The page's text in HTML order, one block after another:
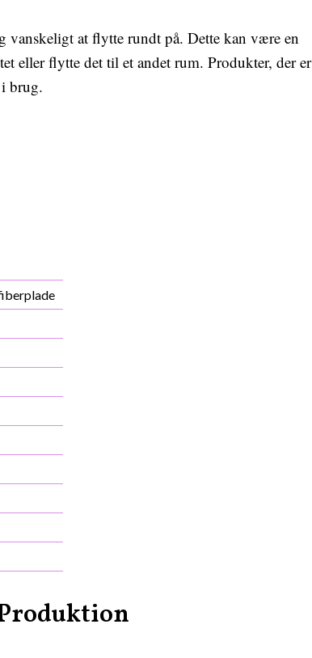
at flytte rundt på. Dette kan være en
eller flytte det til et andet rum. Produkter, der er
brug.